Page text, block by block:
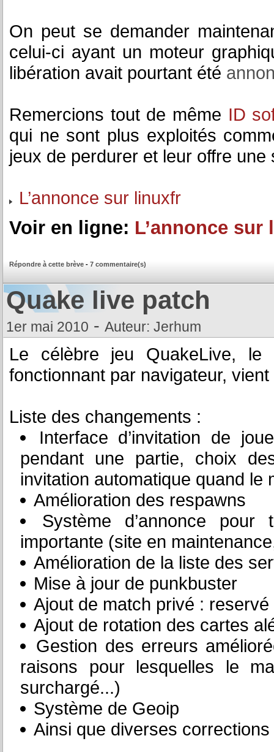
On peut se demander
celui-ci ayant un moteur
libération avait pourtant été
Remercions tout de même ID
qui ne sont plus exploités
jeux de perdurer et leur offre une
L’annonce sur linuxfr
Voir en ligne: L’annonce
Répondre à cette brève - 7 commentaire(s)
Quake live patch
1er mai 2010 - Auteur: Jerhum
Le célèbre jeu QuakeLive,
fonctionnant par navigateur,
Liste des changements :
Interface d’invitation de
pendant une partie, choix
invitation automatique quand le
Amélioration des respawns
Système d’annonce
importante (site en
Amélioration de la liste des
Mise à jour de punkbuster
Ajout de match privé :
Ajout de rotation des cartes
Gestion des erreurs
raisons pour lesquelles le
surchargé...)
Système de Geoip
Ainsi que diverses